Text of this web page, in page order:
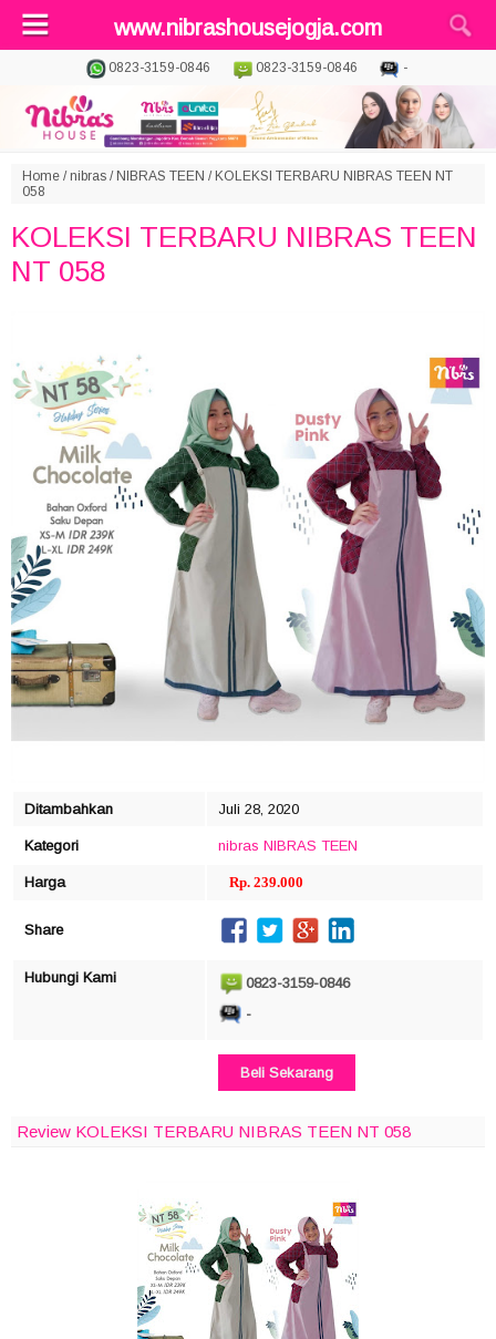
www.nibrashousejogja.com
0823-3159-0846 0823-3159-0846 -
Home /nibras / NIBRAS TEEN / KOLEKSI TERBARU NIBRAS TEEN NT
058
KOLEKSI TERBARU NIBRAS TEEN
NT 058
Ditambahkan Juli 28, 2020
Kategori nibras NIBRAS TEEN
Harga Rp. 239.000
Share
Hubungi Kami
0823-3159-0846
-
Beli Sekarang
Review KOLEKSI TERBARU NIBRAS TEEN NT 058